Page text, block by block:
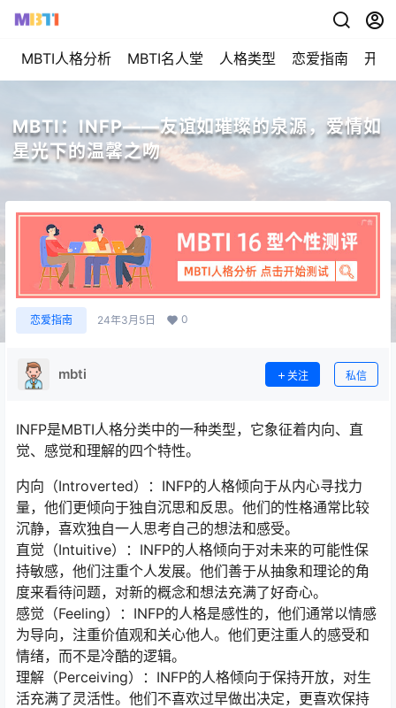
MBTI人格分析 MBTI名人堂 人格类型 恋爱指南 开始
MBTI：INFP——友谊如璀璨的泉源，爱情如
星光下的温馨之吻
恋爱指南 24年3月5日 0
mbti 关注 私信
INFP是MBTI人格分类中的一种类型，它象征着内向、直
觉、感觉和理解的四个特性。
内向（Introverted）：INFP的人格倾向于从内心寻找力
量，他们更倾向于独自沉思和反思。他们的性格通常比较
沉静，喜欢独自一人思考自己的想法和感受。
直觉（Intuitive）：INFP的人格倾向于对未来的可能性保
持敏感，他们注重个人发展。他们善于从抽象和理论的角
度来看待问题，对新的概念和想法充满了好奇心。
感觉（Feeling）：INFP的人格是感性的，他们通常以情感
为导向，注重价值观和关心他人。他们更注重人的感受和
情绪，而不是冷酷的逻辑。
理解（Perceiving）：INFP的人格倾向于保持开放，对生
活充满了灵活性。他们不喜欢过早做出决定，更喜欢保持